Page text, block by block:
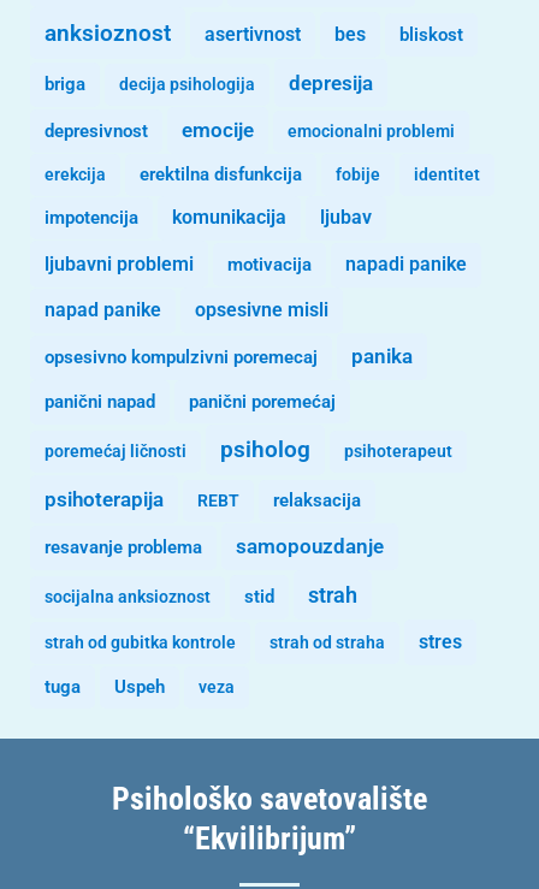
anksioznost asertivnost bes bliskost
briga decija psihologija depresija
depresivnost emocije emocionalni problemi
erekcija erektilna disfunkcija fobije identitet
impotencija komunikacija ljubav
ljubavni problemi motivacija napadi panike
napad panike opsesivne misli
opsesivno kompulzivni poremecaj panika
panični napad panični poremećaj
poremećaj ličnosti psiholog psihoterapeut
psihoterapija REBT relaksacija
resavanje problema samopouzdanje
socijalna anksioznost stid strah
strah od gubitka kontrole strah od straha stres
tuga Uspeh veza
Psihološko savetovalište
“Ekvilibrijum”